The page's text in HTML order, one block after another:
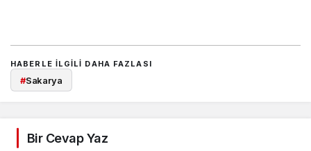
HABERLE ILGILI DAHA FAZLASI
#Sakarya
Bir Cevap Yaz